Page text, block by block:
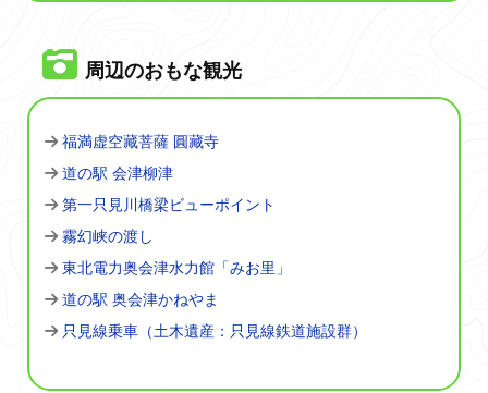
周辺のおもな観光
福満虚空藏菩薩 圓藏寺
道の駅 会津柳津
第一只見川橋梁ビューポイント
霧幻峡の渡し
東北電力奥会津水力館「みお里」
道の駅 奥会津かねやま
只見線乗車（土木遺産：只見線鉄道施設群）